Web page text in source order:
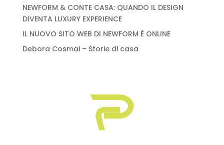
NEWFORM & CONTE CASA: QUANDO IL DESIGN
DIVENTA LUXURY EXPERIENCE
IL NUOVO SITO WEB DI NEWFORM È ONLINE
Debora Cosmai – Storie di casa